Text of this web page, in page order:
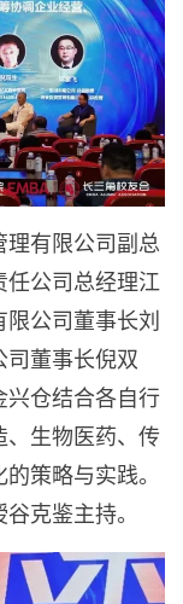
理有限公司副总
任公司总经理江
公司董事长刘
司董事长倪双
兴仓结合各自行
、生物医药、传
策略与实践。
克鉴主持。